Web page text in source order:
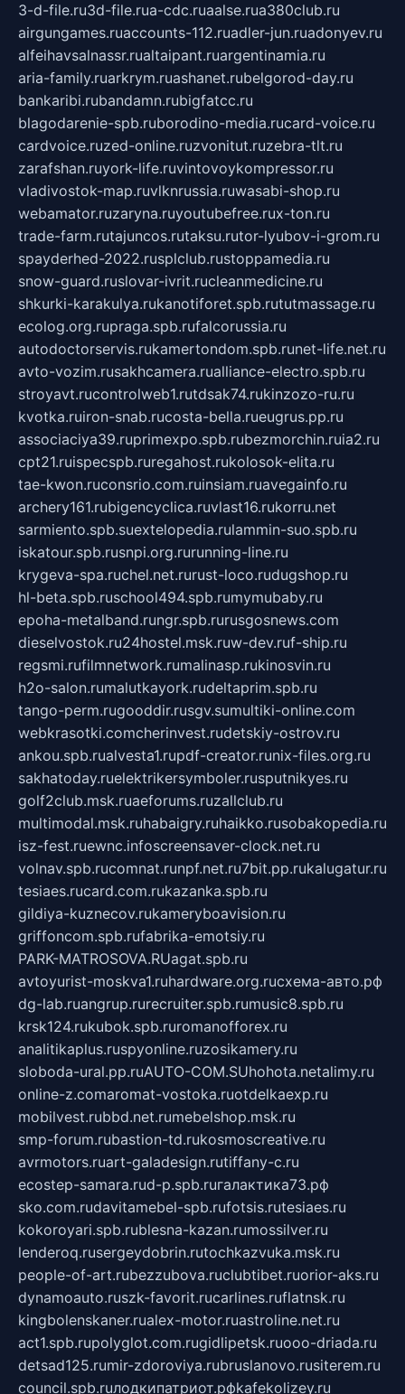
3-d-file.ru3d-file.rua-cdc.ruaalse.rua380club.ru
airgungames.ruaccounts-112.ruadler-jun.ruadonyev.ru
alfeihavsalnassr.rualtaipant.ruargentinamia.ru
aria-family.ruarkrym.ruashanet.rubelgorod-day.ru
bankaribi.rubandamn.rubigfatcc.ru
blagodarenie-spb.ruborodino-media.rucard-voice.ru
cardvoice.ruzed-online.ruzvonitut.ruzebra-tlt.ru
zarafshan.ruyork-life.ruvintovoykompressor.ru
vladivostok-map.ruvlknrussia.ruwasabi-shop.ru
webamator.ruzaryna.ruyoutubefree.rux-ton.ru
trade-farm.rutajuncos.rutaksu.rutor-lyubov-i-grom.ru
spayderhed-2022.rusplclub.rustoppamedia.ru
snow-guard.ruslovar-ivrit.rucleanmedicine.ru
shkurki-karakulya.rukanotiforet.spb.rututmassage.ru
ecolog.org.rupraga.spb.rufalcorussia.ru
autodoctorservis.rukamertondom.spb.runet-life.net.ru
avto-vozim.rusakhcamera.rualliance-electro.spb.ru
stroyavt.rucontrolweb1.rutdsak74.rukinzozo-ru.ru
kvotka.ruiron-snab.rucosta-bella.rueugrus.pp.ru
associaciya39.ruprimexpo.spb.rubezmorchin.ruia2.ru
cpt21.ruispecspb.ruregahost.rukolosok-elita.ru
tae-kwon.ruconsrio.com.ruinsiam.ruavegainfo.ru
archery161.rubigencyclica.ruvlast16.rukorru.net
sarmiento.spb.suextelopedia.rulammin-suo.spb.ru
iskatour.spb.rusnpi.org.rurunning-line.ru
krygeva-spa.ruchel.net.rurust-loco.rudugshop.ru
hl-beta.spb.ruschool494.spb.rumymubaby.ru
epoha-metalband.rungr.spb.rurusgosnews.com
dieselvostok.ru24hostel.msk.ruw-dev.ruf-ship.ru
regsmi.rufilmnetwork.rumalinasp.rukinosvin.ru
h2o-salon.rumalutkayork.rudeltaprim.spb.ru
tango-perm.rugooddir.rusgv.sumultiki-online.com
webkrasotki.comcherinvest.rudetskiy-ostrov.ru
ankou.spb.rualvesta1.rupdf-creator.runix-files.org.ru
sakhatoday.ruelektrikersymboler.rusputnikyes.ru
golf2club.msk.ruaeforums.ruzallclub.ru
multimodal.msk.ruhabaigry.ruhaikko.rusobakopedia.ru
isz-fest.ruewnc.infoscreensaver-clock.net.ru
volnav.spb.rucomnat.runpf.net.ru7bit.pp.rukalugatur.ru
tesiaes.rucard.com.rukazanka.spb.ru
gildiya-kuznecov.rukameryboavision.ru
griffoncom.spb.rufabrika-emotsiy.ru
PARK-MATROSOVA.RUagat.spb.ru
avtoyurist-moskva1.ruhardware.org.ruсхема-авто.рф
dg-lab.ruangrup.rurecruiter.spb.rumusic8.spb.ru
krsk124.rukubok.spb.ruromanofforex.ru
analitikaplus.ruspyonline.ruzosikamery.ru
sloboda-ural.pp.ruAUTO-COM.SUhohota.netalimy.ru
online-z.comaromat-vostoka.ruotdelkaexp.ru
mobilvest.rubbd.net.rumebelshop.msk.ru
smp-forum.rubastion-td.rukosmoscreative.ru
avrmotors.ruart-galadesign.rutiffany-c.ru
ecostep-samara.rud-p.spb.ruгалактика73.рф
sko.com.rudavitamebel-spb.rufotsis.rutesiaes.ru
kokoroyari.spb.rublesna-kazan.rumossilver.ru
lenderoq.rusergeydobrin.rutochkazvuka.msk.ru
people-of-art.rubezzubova.ruclubtibet.ruorior-aks.ru
dynamoauto.ruszk-favorit.rucarlines.ruflatnsk.ru
kingbolenskaner.rualex-motor.ruastroline.net.ru
act1.spb.rupolyglot.com.rugidlipetsk.ruooo-driada.ru
detsad125.rumir-zdoroviya.rubruslanovo.rusiterem.ru
council.spb.ruлодкипатриот.рфkafekolizey.ru